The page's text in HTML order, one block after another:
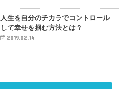
人生を自分のチカラでコントロール
して幸せを掴む方法とは？
2019.02.14